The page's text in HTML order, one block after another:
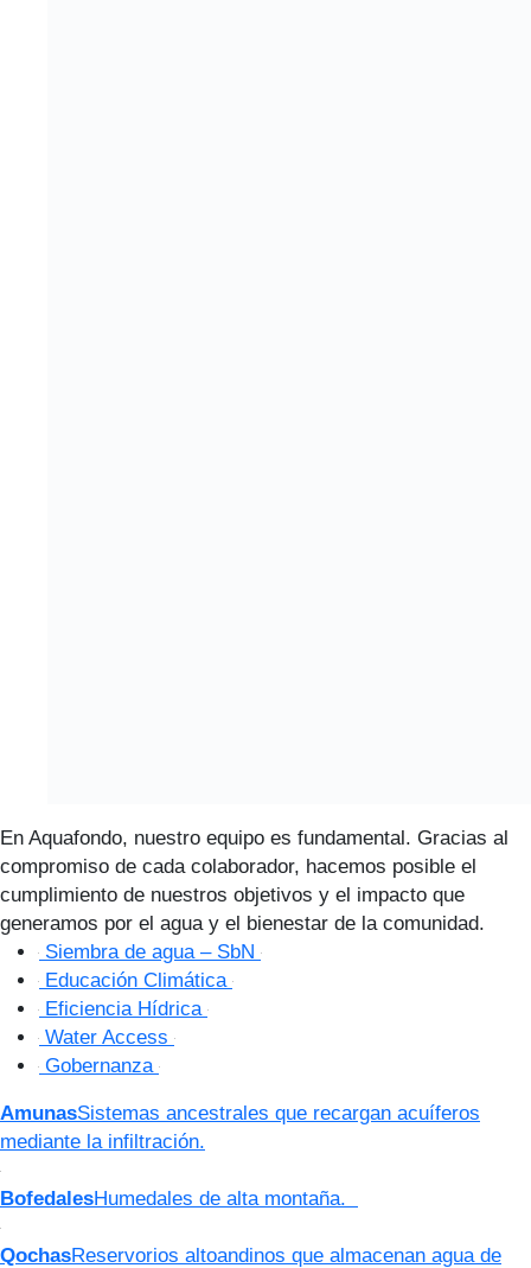
En Aquafondo, nuestro equipo es fundamental. Gracias al
compromiso de cada colaborador, hacemos posible el
cumplimiento de nuestros objetivos y el impacto que
generamos por el agua y el bienestar de la comunidad.
Siembra de agua – SbN
Educación Climática
Eficiencia Hídrica
Water Access
Gobernanza
AmunasSistemas ancestrales que recargan acuíferos
mediante la infiltración.
BofedalesHumedales de alta montaña.
QochasReservorios altoandinos que almacenan agua de